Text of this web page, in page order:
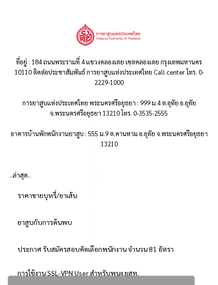
ที่อยู่ : 184 ถนนพระรามที่ 4 แขวงคลองเตย เขตคลองเตย กรุงเทพมหานคร
10110 ติดต่อประชาสัมพันธ์ การยาสูบแห่งประเทศไทย Call center โทร. 0-
2229-1000
การยาสูบแห่งประเทศไทย พระนครศรีอยุธยา : 999 ม.4 ต.อุทัย อ.อุทัย
จ.พระนครศรีอยุธยา 13210 โทร. 0-3535-2555
อาคารบ้านพักพนักงานยาสูบ : 555 ม.9 ต.คานหาม อ.อุทัย จ.พระนครศรีอยุธยา
13210
..ล่าสุด..
ราคาขายบุหรี่/ยาเส้น
ยาสูบกับการค้นพบ
ประกาศ รับสมัครสอบคัดเลือกพนักงาน จำนวน 81 อัตรา
การใช้งาน SSL-VPN User สำหรับพนง.ยสท.